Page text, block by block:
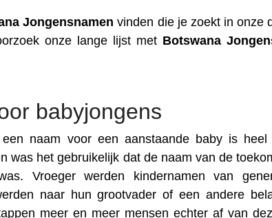
Jongensnamen vinden die je zoekt in onze
onze lange lijst met Botswana
babyjongens
naam voor een aanstaande baby is heel
was het gebruikelijk dat de naam van de
Vroeger werden kindernamen van
naar hun grootvader of een andere
meer en meer mensen echter af van